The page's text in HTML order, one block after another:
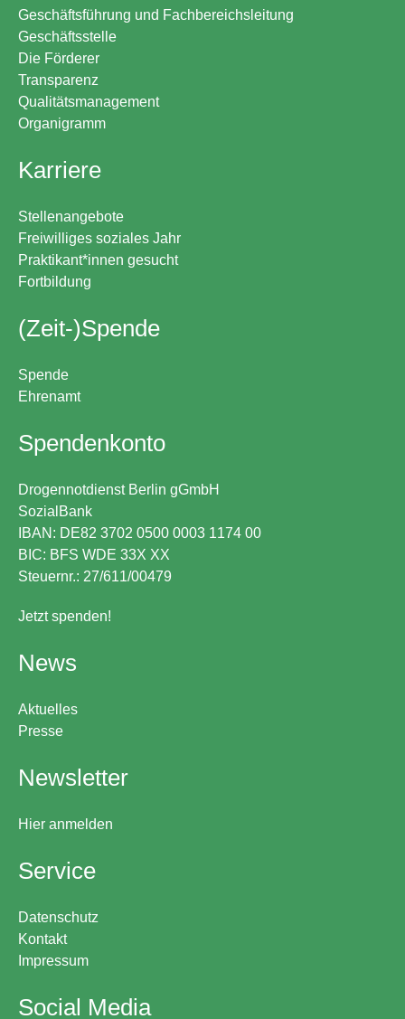
Geschäftsführung und Fachbereichsleitung
Geschäftsstelle
Die Förderer
Transparenz
Qualitätsmanagement
Organigramm
Karriere
Stellenangebote
Freiwilliges soziales Jahr
Praktikant*innen gesucht
Fortbildung
(Zeit-)Spende
Spende
Ehrenamt
Spendenkonto
Drogennotdienst Berlin gGmbH
SozialBank
IBAN: DE82 3702 0500 0003 1174 00
BIC: BFS WDE 33X XX
Steuernr.: 27/611/00479
Jetzt spenden!
News
Aktuelles
Presse
Newsletter
Hier anmelden
Service
Datenschutz
Kontakt
Impressum
Social Media